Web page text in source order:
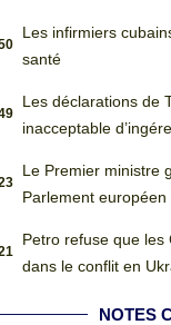
Les infirmiers
santé
Les déclarations de
inacceptable
Le Premier ministre
Parlement
Petro refuse que les
dans le conflit en
NOTES